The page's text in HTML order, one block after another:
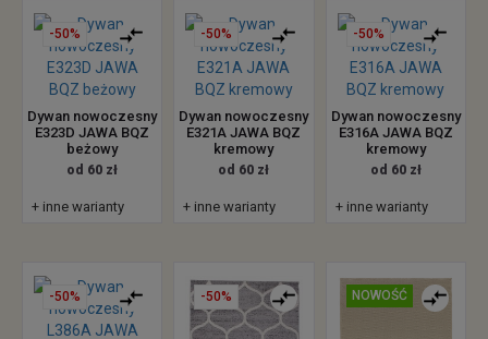
-50%
Dywan nowoczesny
E323D JAWA BQZ
beżowy
od 60 zł
+ inne warianty
-50%
Dywan nowoczesny
E321A JAWA BQZ
kremowy
od 60 zł
+ inne warianty
-50%
Dywan nowoczesny
E316A JAWA BQZ
kremowy
od 60 zł
+ inne warianty
-50% -50% NOWOŚĆ